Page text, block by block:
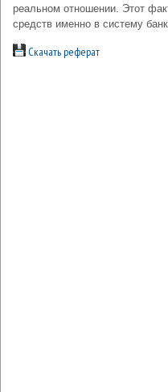
реальном отношении. Этот
средств именно в систему
Скачать реферат